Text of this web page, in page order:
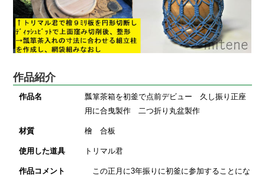
作品紹介
作品名
瓢箪茶箱を初釜で点前デビュー 久し振り正座
用に合曳製作 二つ折り丸盆製作
材質 檜 合板
使用した道具 トリマル君
作品コメント
この正月に3年振りに初釜に参加することにな